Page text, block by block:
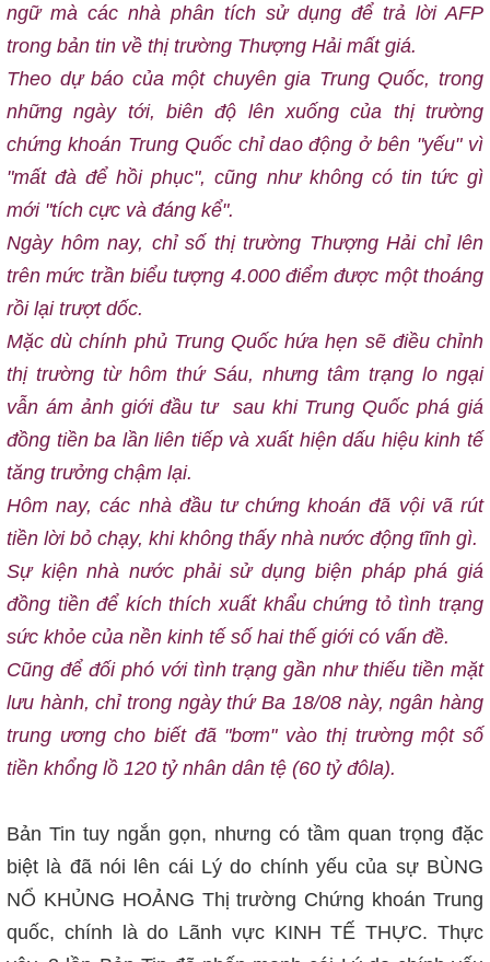
ngữ mà các nhà phân tích sử dụng để trả lời AFP
trong bản tin về thị trường Thượng Hải mất giá.
Theo dự báo của một chuyên gia Trung Quốc, trong
những ngày tới, biên độ lên xuống của thị trường
chứng khoán Trung Quốc chỉ dao động ở bên "yếu" vì
"mất đà để hồi phục", cũng như không có tin tức gì
mới "tích cực và đáng kể".
Ngày hôm nay, chỉ số thị trường Thượng Hải chỉ lên
trên mức trần biểu tượng 4.000 điểm được một thoáng
rồi lại trượt dốc.
Mặc dù chính phủ Trung Quốc hứa hẹn sẽ điều chỉnh
thị trường từ hôm thứ Sáu, nhưng tâm trạng lo ngại
vẫn ám ảnh giới đầu tư sau khi Trung Quốc phá giá
đồng tiền ba lần liên tiếp và xuất hiện dấu hiệu kinh tế
tăng trưởng chậm lại.
Hôm nay, các nhà đầu tư chứng khoán đã vội vã rút
tiền lời bỏ chạy, khi không thấy nhà nước động tĩnh gì.
Sự kiện nhà nước phải sử dụng biện pháp phá giá
đồng tiền để kích thích xuất khẩu chứng tỏ tình trạng
sức khỏe của nền kinh tế số hai thế giới có vấn đề.
Cũng để đối phó với tình trạng gần như thiếu tiền mặt
lưu hành, chỉ trong ngày thứ Ba 18/08 này, ngân hàng
trung ương cho biết đã "bơm" vào thị trường một số
tiền khổng lồ 120 tỷ nhân dân tệ (60 tỷ đôla).
Bản Tin tuy ngắn gọn, nhưng có tầm quan trọng đặc
biệt là đã nói lên cái Lý do chính yếu của sự BÙNG
NỔ KHỦNG HOẢNG Thị trường Chứng khoán Trung
quốc, chính là do Lãnh vực KINH TẾ THỰC. Thực